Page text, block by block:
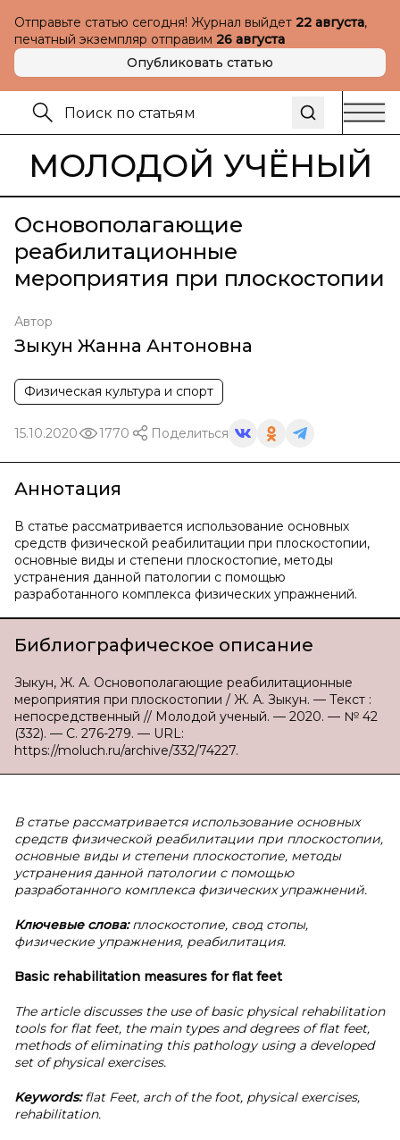
Отправьте статью сегодня! Журнал выйдет 22 августа,
печатный экземпляр отправим 26 августа
Опубликовать статью
МОЛОДОЙ УЧЁНЫЙ
Основополагающие
реабилитационные
мероприятия при плоскостопии
Автор
Зыкун Жанна Антоновна
Физическая культура и спорт
15.10.2020 1770 Поделиться
Аннотация
В статье рассматривается использование основных
средств физической реабилитации при плоскостопии,
основные виды и степени плоскостопие, методы
устранения данной патологии с помощью
разработанного комплекса физических упражнений.
Библиографическое описание
Зыкун, Ж. А. Основополагающие реабилитационные
мероприятия при плоскостопии / Ж. А. Зыкун. — Текст :
непосредственный // Молодой ученый. — 2020. — № 42
(332). — С. 276-279. — URL:
https://moluch.ru/archive/332/74227.
В статье рассматривается использование основных
средств физической реабилитации при плоскостопии,
основные виды и степени плоскостопие, методы
устранения данной патологии с помощью
разработанного комплекса физических упражнений.
Ключевые слова:плоскостопие, свод стопы,
физические упражнения, реабилитация.
Basic rehabilitation measures for flat feet
The article discusses the use of basic physical rehabilitation
tools for flat feet, the main types and degrees of flat feet,
methods of eliminating this pathology using a developed
set of physical exercises.
Keywords:flat Feet, arch of the foot, physical exercises,
rehabilitation.